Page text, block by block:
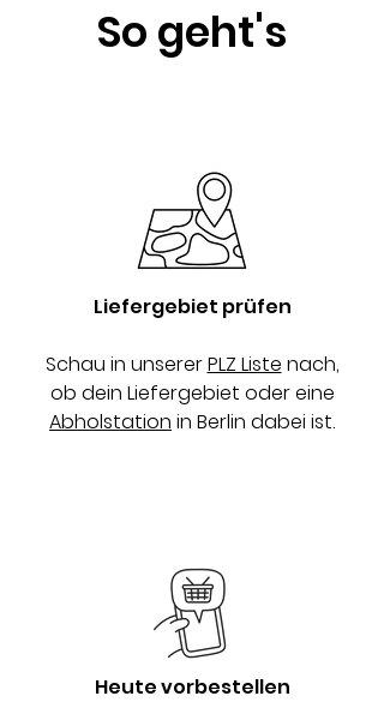
So geht's
Liefergebiet prüfen
Schau in unsererPLZ Liste nach,
ob dein Liefergebiet oder eine
Abholstation in Berlin dabei ist.
Heute vorbestellen